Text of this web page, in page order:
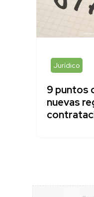
Jurídico
9 puntos
nuevas